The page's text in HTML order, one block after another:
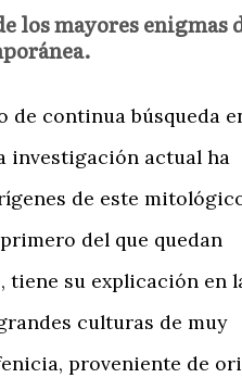
los mayores enigmas
de continua búsqueda
investigación actual ha
de este
del que quedan
tiene su explicación en
culturas de muy
proveniente de